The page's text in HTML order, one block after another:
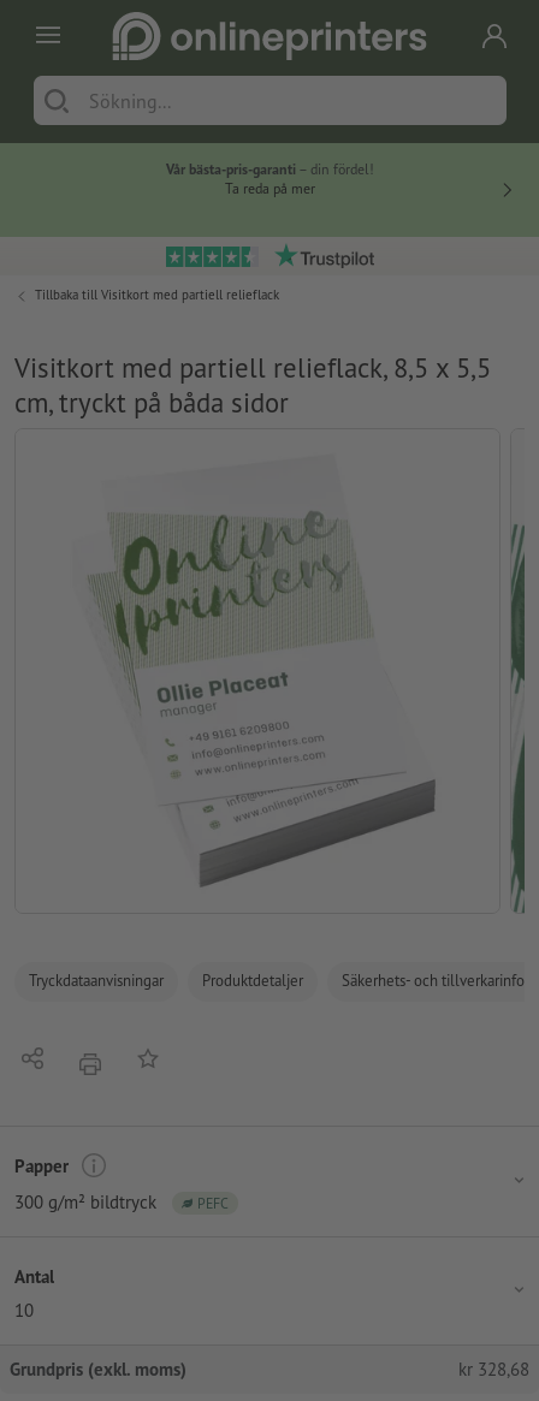
Vår bästa-pris-garanti – din fördel!
Ta reda på mer
Tillbaka till Visitkort med partiell relieflack
Visitkort med partiell relieflack, 8,5 x 5,5
cm, tryckt på båda sidor
Tryckdataanvisningar Produktdetaljer Säkerhets- och
Dela erbjudandePå anteckningslistan
Papper
300 g/m² bildtryck
PEFC
Antal
10
Grundpris (exkl. moms) kr 328,68